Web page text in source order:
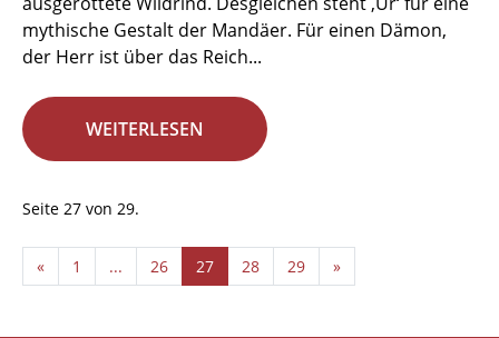
mythische Gestalt der Mandäer. Für einen Dämon,
der Herr ist über das Reich...
WEITERLESEN
Seite 27 von 29.
« 1 ... 26 27 28 29 »